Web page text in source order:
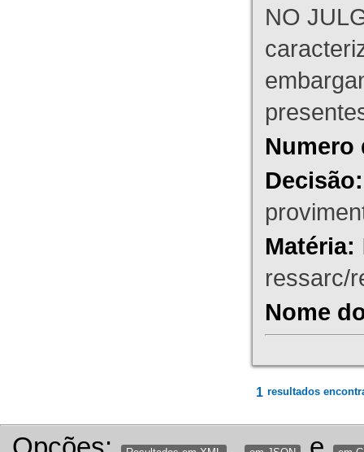
NO
Numero
Decisão:
Matéria:
ressarc/
Nome
1 resultados